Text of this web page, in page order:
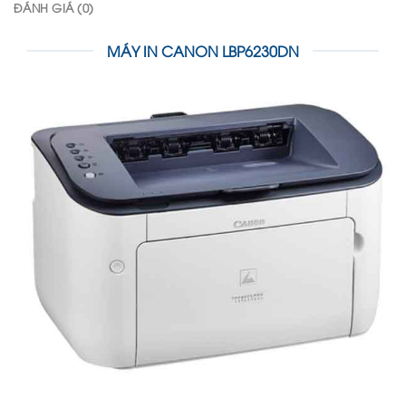
ĐÁNH GIÁ (0)
MÁY IN CANON LBP6230DN